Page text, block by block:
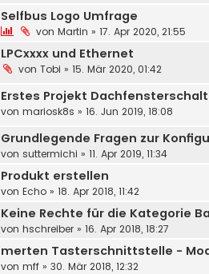
Selfbus Logo Umfrage
von Martin » 17. Apr 2020, 21:55
LPCxxxx und Ethernet
von Tobi » 15. Mär 2020, 01:42
Erstes Projekt
von mariosk8s » 16. Jun 2019, 18:08
Grundlegende Fragen zur
von suttermichi » 11. Apr 2019, 11:34
Produkt erstellen
von Echo » 18. Apr 2018, 11:42
Keine Rechte für die Kategorie
von hschreiber » 16. Apr 2018, 18:27
merten Tasterschnittstelle -
von mff » 30. Mär 2018, 12:32